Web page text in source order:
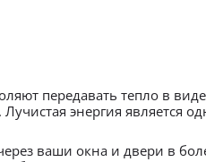
передавать тепло в
энергия является
ваши окна и двери в